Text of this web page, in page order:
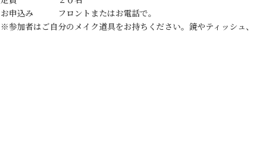
お申込み フロントまたはお電話で。
※参加者はご自分のメイク道具をお持ちください。鏡やティッシュ、